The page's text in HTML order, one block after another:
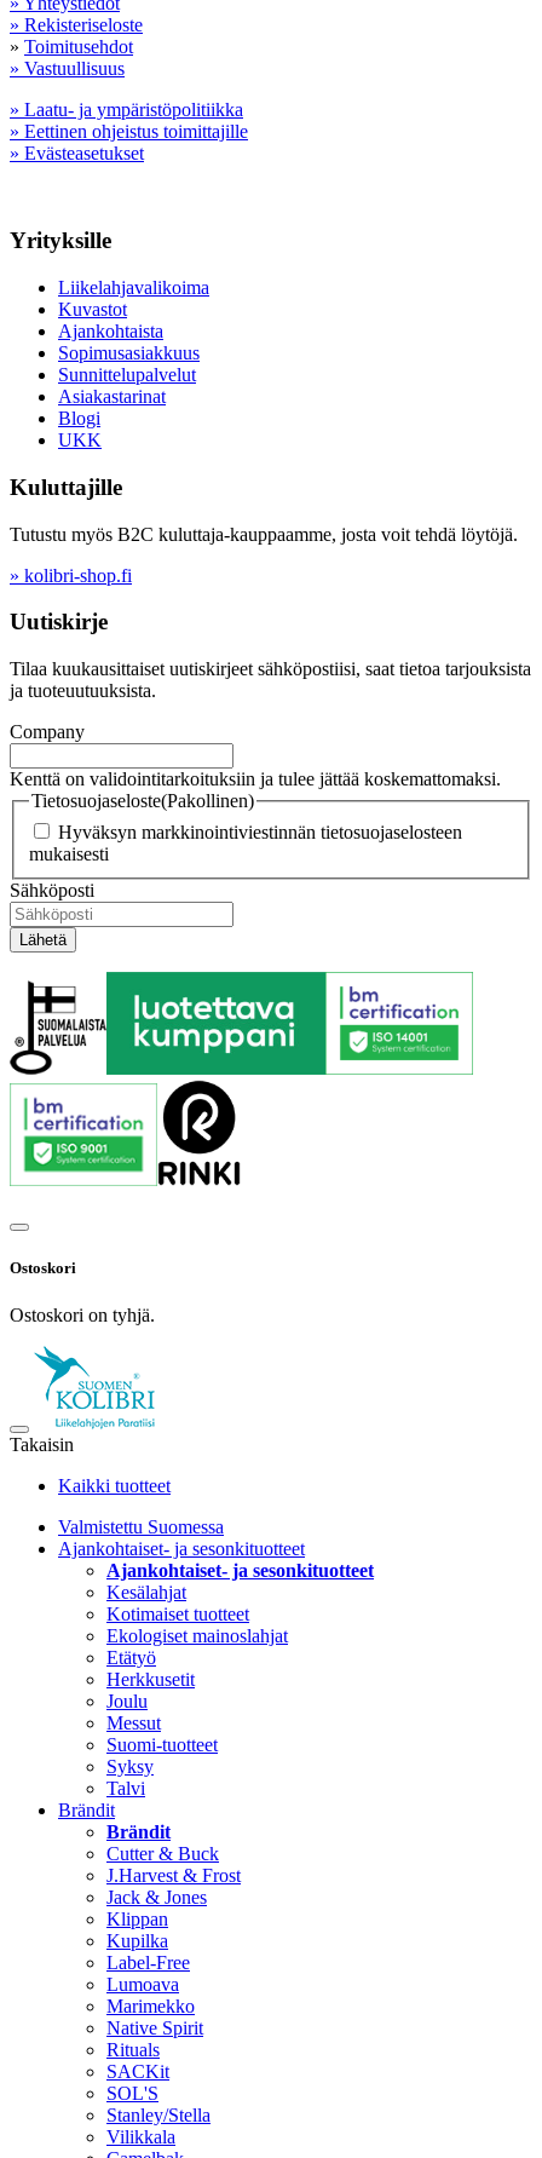
» Rekisteriseloste
» Toimitusehdot
» Vastuullisuus
» Laatu- ja ympäristöpolitiikka
» Eettinen ohjeistus toimittajille
» Evästeasetukset
Yrityksille
Liikelahjavalikoima
Kuvastot
Ajankohtaista
Sopimusasiakkuus
Sunnittelupalvelut
Asiakastarinat
Blogi
UKK
Kuluttajille
Tutustu myös B2C kuluttaja-kauppaamme, josta voit tehdä löytöjä.
» kolibri-shop.fi
Uutiskirje
Tilaa kuukausittaiset uutiskirjeet sähköpostiisi, saat tietoa tarjouksista
ja tuoteuutuuksista.
Company
Kenttä on validointitarkoituksiin ja tulee jättää koskemattomaksi.
Tietosuojaseloste(Pakollinen)
Hyväksyn markkinointiviestinnän tietosuojaselosteen
mukaisesti
Sähköposti
Ostoskori
Ostoskori on tyhjä.
Takaisin
Kaikki tuotteet
Valmistettu Suomessa
Ajankohtaiset- ja sesonkituotteet
Ajankohtaiset- ja sesonkituotteet
Kesälahjat
Kotimaiset tuotteet
Ekologiset mainoslahjat
Etätyö
Herkkusetit
Joulu
Messut
Suomi-tuotteet
Syksy
Talvi
Brändit
Brändit
Cutter & Buck
J.Harvest & Frost
Jack & Jones
Klippan
Kupilka
Label-Free
Lumoava
Marimekko
Native Spirit
Rituals
SACKit
SOL'S
Stanley/Stella
Vilikkala